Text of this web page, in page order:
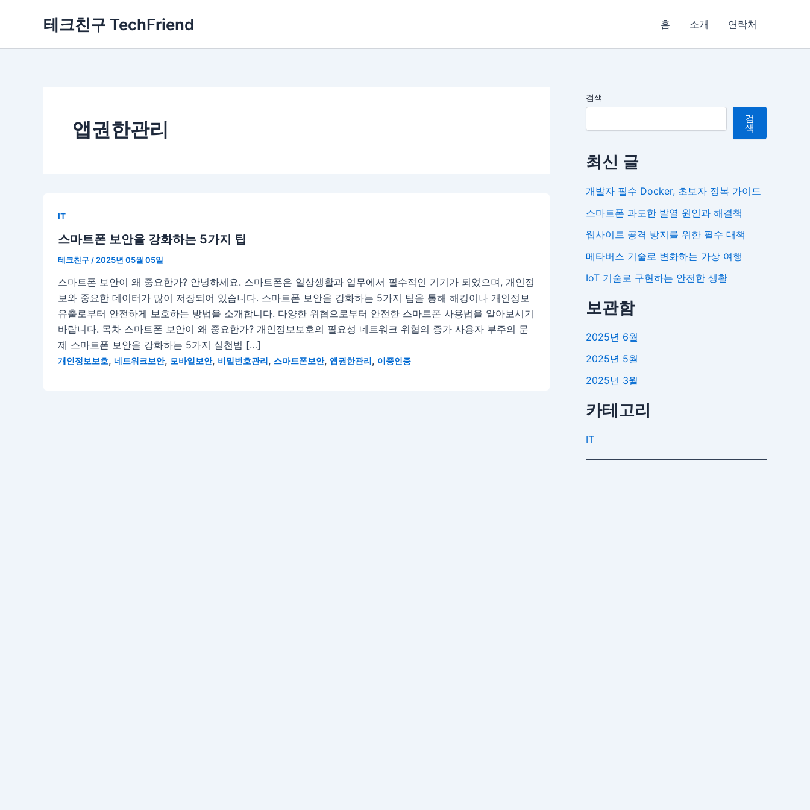
테크친구 TechFriend 홈 소개 연락처
앱권한관리
IT
스마트폰 보안을 강화하는 5가지 팁
테크친구 / 2025년 05월 05일
스마트폰 보안이 왜 중요한가? 안녕하세요. 스마트폰은 일상생활과 업무에서 필수적인 기기가 되었으며, 개인정
보와 중요한 데이터가 많이 저장되어 있습니다. 스마트폰 보안을 강화하는 5가지 팁을 통해 해킹이나 개인정보
유출로부터 안전하게 보호하는 방법을 소개합니다. 다양한 위협으로부터 안전한 스마트폰 사용법을 알아보시기
바랍니다. 목차 스마트폰 보안이 왜 중요한가? 개인정보보호의 필요성 네트워크 위협의 증가 사용자 부주의 문
제 스마트폰 보안을 강화하는 5가지 실천법 […]
개인정보보호, 네트워크보안, 모바일보안, 비밀번호관리, 스마트폰보안, 앱권한관리, 이중인증
검색
검
색
최신 글
개발자 필수 Docker, 초보자 정복 가이드
스마트폰 과도한 발열 원인과 해결책
웹사이트 공격 방지를 위한 필수 대책
메타버스 기술로 변화하는 가상 여행
IoT 기술로 구현하는 안전한 생활
보관함
2025년 6월
2025년 5월
2025년 3월
카테고리
IT